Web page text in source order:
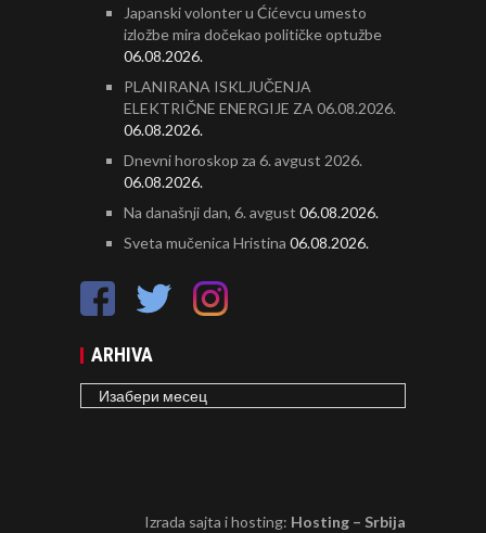
Japanski volonter u Ćićevcu umesto
izložbe mira dočekao političke optužbe
06.08.2026.
PLANIRANA ISKLJUČENJA
ELEKTRIČNE ENERGIJE ZA 06.08.2026.
06.08.2026.
Dnevni horoskop za 6. avgust 2026.
06.08.2026.
Na današnji dan, 6. avgust 06.08.2026.
Sveta mučenica Hristina 06.08.2026.
ARHIVA
ARHIVA
Izrada sajta i hosting: Hosting – Srbija